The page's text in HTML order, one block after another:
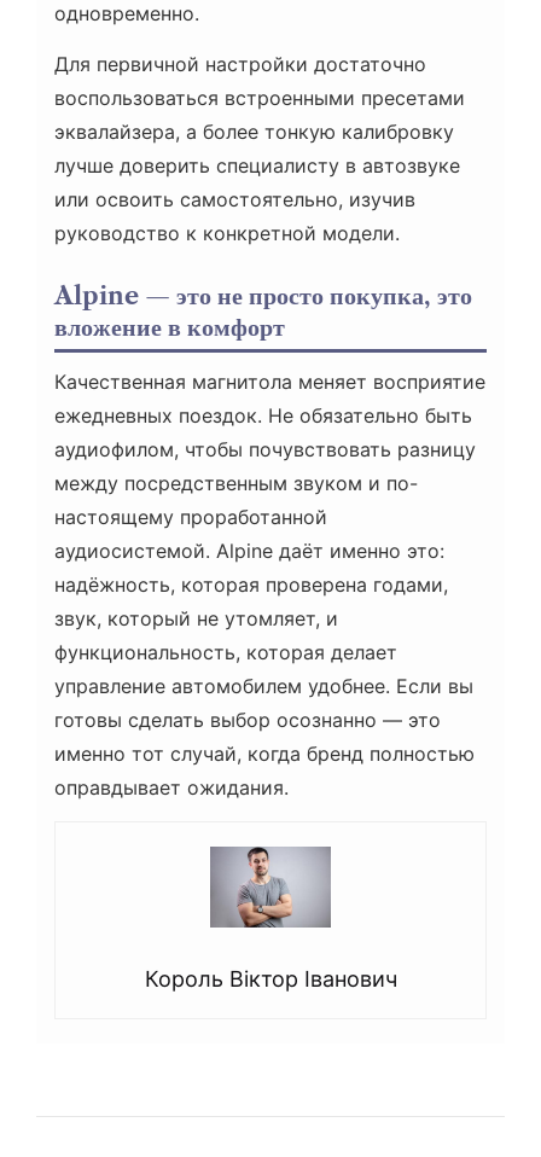
одновременно.
Для первичной настройки достаточно
воспользоваться встроенными пресетами
эквалайзера, а более тонкую калибровку
лучше доверить специалисту в автозвуке
или освоить самостоятельно, изучив
руководство к конкретной модели.
Alpine — это не просто покупка, это
вложение в комфорт
Качественная магнитола меняет восприятие
ежедневных поездок. Не обязательно быть
аудиофилом, чтобы почувствовать разницу
между посредственным звуком и по-
настоящему проработанной
аудиосистемой. Alpine даёт именно это:
надёжность, которая проверена годами,
звук, который не утомляет, и
функциональность, которая делает
управление автомобилем удобнее. Если вы
готовы сделать выбор осознанно — это
именно тот случай, когда бренд полностью
оправдывает ожидания.
Король Віктор Іванович